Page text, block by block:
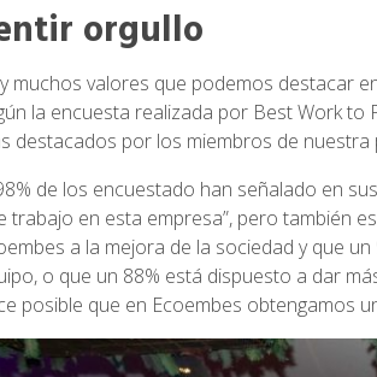
orgullo
muchos valores que podemos destacar
la encuesta realizada por Best Work
destacados por los miembros de nuestra
de los encuestado han señalado en
trabajo en esta empresa”, pero también
a la mejora de la sociedad y que
o que un 88% está dispuesto a dar
posible que en Ecoembes obtengamos